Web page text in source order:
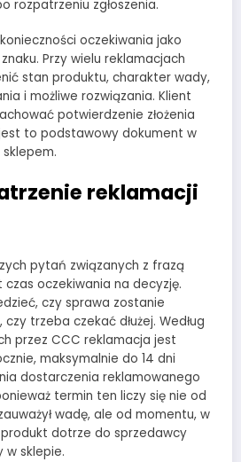
rozpatrzeniu zgłoszenia.
oczekiwania jako
Przy wielu reklamacjach
stan produktu, charakter wady,
i możliwe rozwiązania. Klient
potwierdzenie złożenia
to podstawowy dokument w
reklamacji
pytań związanych z frazą
czas oczekiwania na decyzję.
czy sprawa zostanie
czy trzeba czekać dłużej. Według
przez CCC reklamacja jest
maksymalnie do 14 dni
dostarczenia reklamowanego
termin ten liczy się nie od
wadę, ale od momentu, w
dotrze do sprzedawcy
w sklepie.